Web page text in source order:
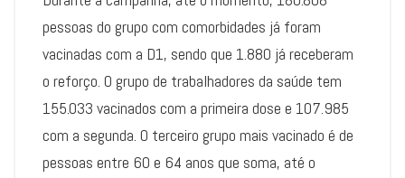
pessoas do grupo com comorbidades já foram
vacinadas com a D1, sendo que 1.880 já receberam
o reforço. O grupo de trabalhadores da saúde tem
155.033 vacinados com a primeira dose e 107.985
com a segunda. O terceiro grupo mais vacinado é de
pessoas entre 60 e 64 anos que soma, até o